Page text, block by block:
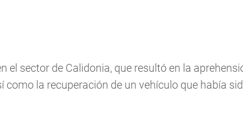
el sector de Calidonia, que resultó en la
como la recuperación de un vehículo que había